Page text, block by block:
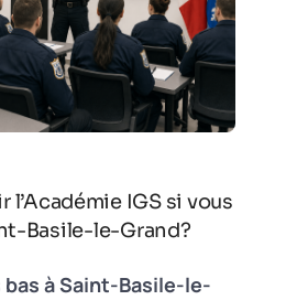
l’Académie IGS si vous
Basile-le-Grand?
bas à Saint-Basile-le-